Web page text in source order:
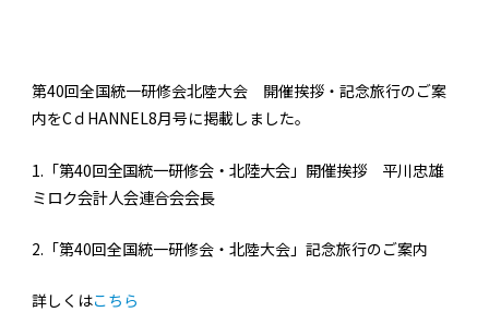
第40回全国統一研修会北陸大会 開催挨拶・記念旅行のご案
内をCｄHANNEL8月号に掲載しました。
1.「第40回全国統一研修会・北陸大会」開催挨拶 平川忠雄
ミロク会計人会連合会会長
2.「第40回全国統一研修会・北陸大会」記念旅行のご案内
詳しくはこちら